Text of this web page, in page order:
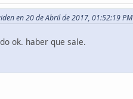
en 20 de Abril de 2017, 01:52:19 PM
ok. haber que sale.